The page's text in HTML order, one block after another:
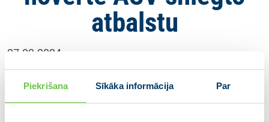
Piekrišana Sīkāka informācija Par
atbalstu
27.03.2024
Ārlietu ministrs Krišjānis Kariņš pirmdien, 25. martā,
darba vizītē apmeklēja Vašingtonu, ASV, kur kopā ar